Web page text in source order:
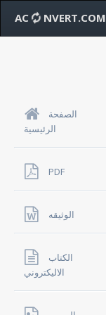
AC NVERT.COM
الصفحة
الرئيسية
PDF
الوثيقه
الكتاب
الاليكتروني